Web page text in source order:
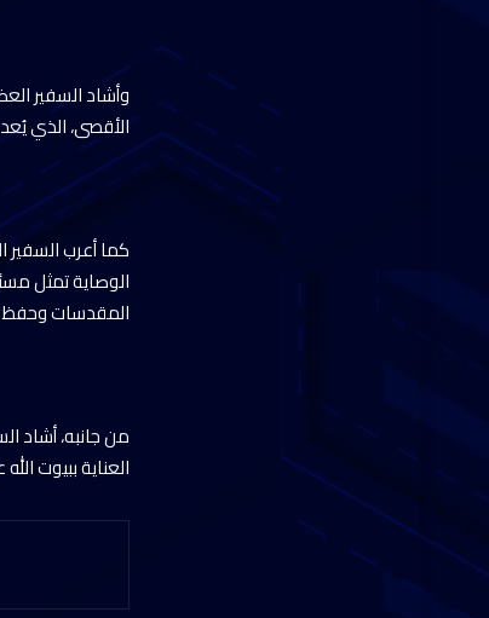
وأشاد السفير
الأقصى، الذي
كما أعرب
الوصاية تمثل
المقدسات وحفظ
من جانبه، أشاد
العناية ببيوت